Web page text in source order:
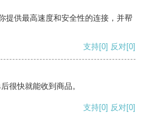
提供最高速度和安全性的连接，并帮
支持[0] 反对[0]
很快就能收到商品。
支持[0] 反对[0]